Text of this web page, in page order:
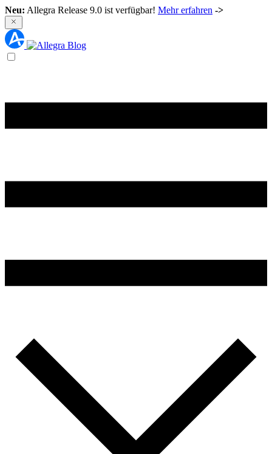
Neu: Allegra Release 9.0 ist verfügbar! Mehr erfahren ->